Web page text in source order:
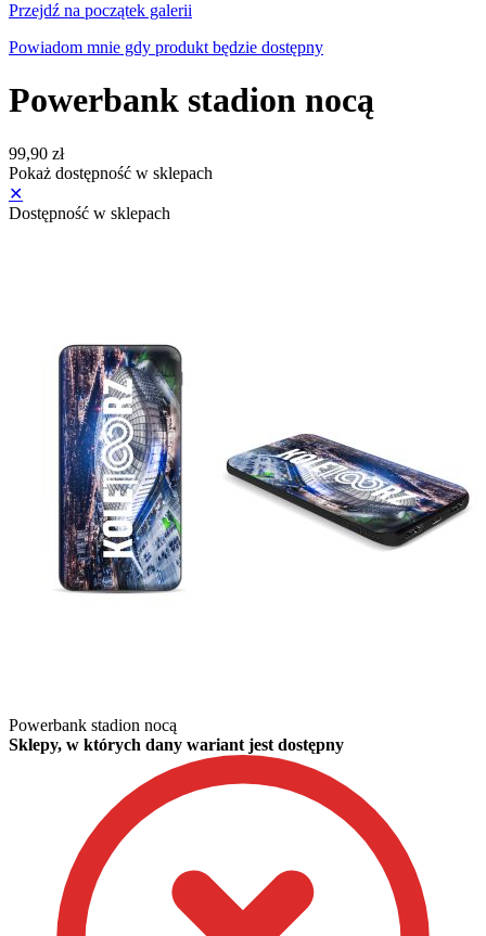
Przejdź na początek galerii
Powiadom mnie gdy produkt będzie dostępny
Powerbank stadion nocą
99,90 zł
Pokaż dostępność w sklepach
✕
Dostępność w sklepach
Powerbank stadion nocą
Sklepy, w których dany wariant jest dostępny